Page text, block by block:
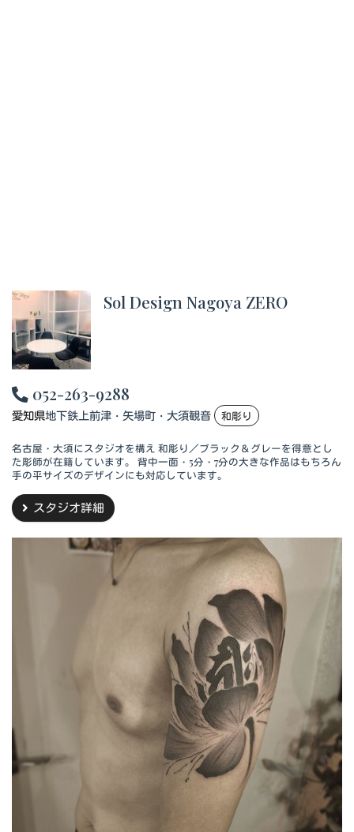
Sol Design Nagoya ZERO
052-263-9288
愛知県地下鉄上前津・矢場町・大須観音 和彫り
名古屋・大須にスタジオを構え 和彫り／ブラック＆グレーを得意とし
た彫師が在籍しています。 背中一面・5分・7分の大きな作品はもちろん
手の平サイズのデザインにも対応しています。
スタジオ詳細